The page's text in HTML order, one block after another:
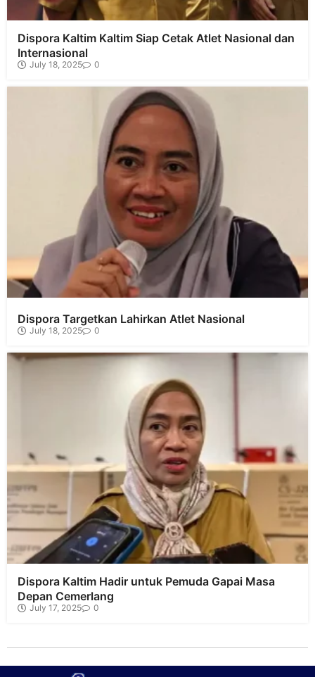
Dispora Kaltim Kaltim Siap Cetak Atlet Nasional dan
Internasional
July 18, 2025 0
Dispora Targetkan Lahirkan Atlet Nasional
July 18, 2025 0
Dispora Kaltim Hadir untuk Pemuda Gapai Masa
Depan Cemerlang
July 17, 2025 0